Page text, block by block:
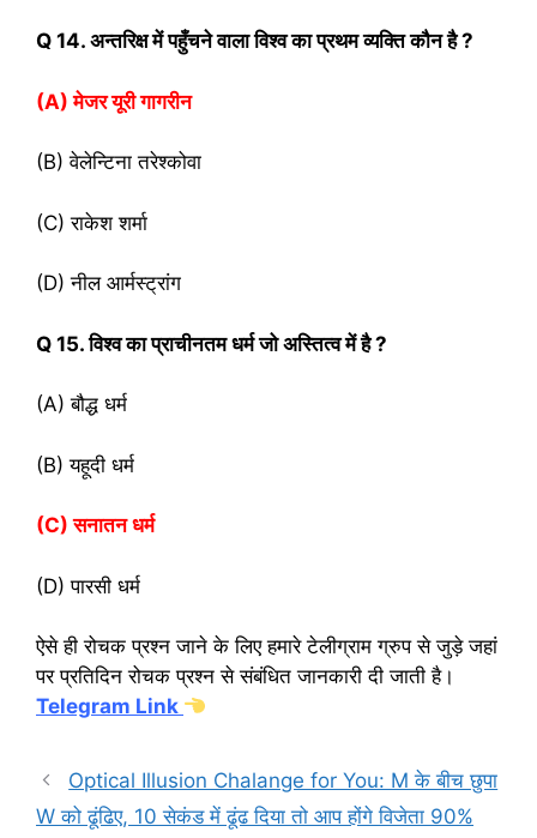
Q 14. अन्तरिक्ष में पहुँचने वाला विश्व का प्रथम व्यक्ति कौन है ?
(A) मेजर यूरी गागरीन
(B) वेलेन्टिना तरेश्कोवा
(C) राकेश शर्मा
(D) नील आर्मस्ट्रांग
Q 15. विश्व का प्राचीनतम धर्म जो अस्तित्व में है ?
(A) बौद्ध धर्म
(B) यहूदी धर्म
(C) सनातन धर्म
(D) पारसी धर्म
ऐसे ही रोचक प्रश्न जाने के लिए हमारे टेलीग्राम ग्रुप से जुड़े जहां
पर प्रतिदिन रोचक प्रश्न से संबंधित जानकारी दी जाती है।
Telegram Link
Optical Illusion Chalange for You: M के बीच छुपा
W को ढूंढिए, 10 सेकंड में ढूंढ दिया तो आप होंगे विजेता 90%